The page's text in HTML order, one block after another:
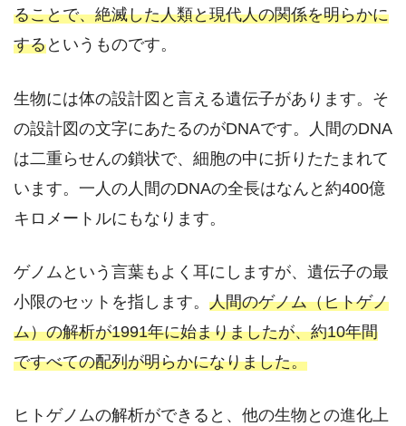
ることで、絶滅した人類と現代人の関係を明らかに
するというものです。
生物には体の設計図と言える遺伝子があります。そ
の設計図の文字にあたるのがDNAです。人間のDNA
は二重らせんの鎖状で、細胞の中に折りたたまれて
います。一人の人間のDNAの全長はなんと約400億
キロメートルにもなります。
ゲノムという言葉もよく耳にしますが、遺伝子の最
小限のセットを指します。 人間のゲノム（ヒトゲノ
ム）の解析が1991年に始まりましたが、約10年間
ですべての配列が明らかになりました。
ヒトゲノムの解析ができると、他の生物との進化上